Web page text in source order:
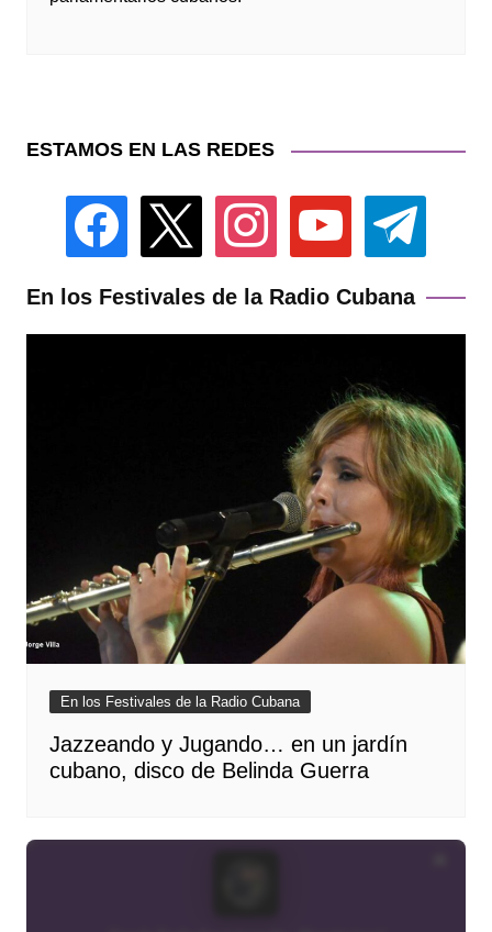
ESTAMOS EN LAS REDES
facebook instagram youtube telegram
En los Festivales de la Radio Cubana
En los Festivales de la Radio Cubana
Jazzeando y Jugando… en un jardín
cubano, disco de Belinda Guerra